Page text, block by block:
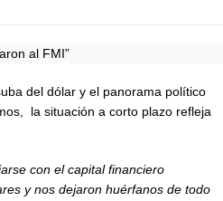
del dólar y el panorama político
la situación a corto plazo refleja
con el capital financiero
y nos dejaron huérfanos de todo